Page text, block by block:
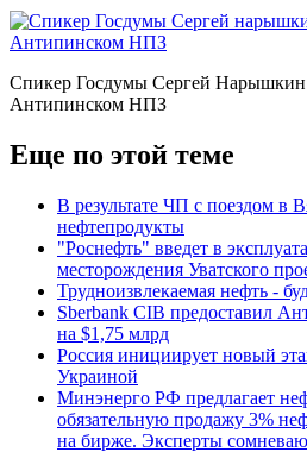
Спикер Госдумы Сергей Нарышкин
Антипинском НПЗ
Еще по этой теме
В результате ЧП с поездом в
нефтепродукты
"Роснефть" введет в
месторождения Уватского
Трудноизвлекаемая нефть -
Sberbank CIB предоставил
на $1,75 млрд
Россия инициирует новый
Украиной
Минэнерго РФ предлагает
обязательную продажу 3%
на бирже. Эксперты